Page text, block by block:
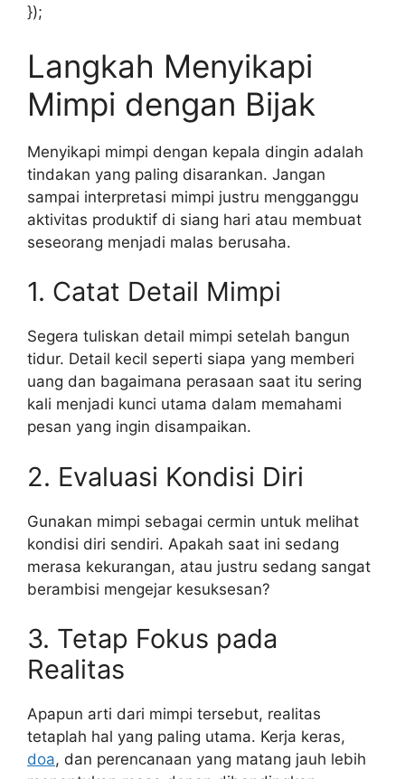
});
Langkah Menyikapi
Mimpi dengan Bijak
Menyikapi mimpi dengan kepala dingin adalah
tindakan yang paling disarankan. Jangan
sampai interpretasi mimpi justru mengganggu
aktivitas produktif di siang hari atau membuat
seseorang menjadi malas berusaha.
1. Catat Detail Mimpi
Segera tuliskan detail mimpi setelah bangun
tidur. Detail kecil seperti siapa yang memberi
uang dan bagaimana perasaan saat itu sering
kali menjadi kunci utama dalam memahami
pesan yang ingin disampaikan.
2. Evaluasi Kondisi Diri
Gunakan mimpi sebagai cermin untuk melihat
kondisi diri sendiri. Apakah saat ini sedang
merasa kekurangan, atau justru sedang sangat
berambisi mengejar kesuksesan?
3. Tetap Fokus pada
Realitas
Apapun arti dari mimpi tersebut, realitas
tetaplah hal yang paling utama. Kerja keras,
doa, dan perencanaan yang matang jauh lebih